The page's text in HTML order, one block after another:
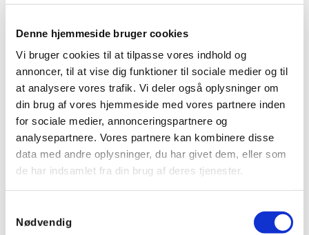
Denne hjemmeside bruger cookies
Vi bruger cookies til at tilpasse vores indhold og
annoncer, til at vise dig funktioner til sociale medier og til
at analysere vores trafik. Vi deler også oplysninger om
din brug af vores hjemmeside med vores partnere inden
for sociale medier, annonceringspartnere og
analysepartnere. Vores partnere kan kombinere disse
data med andre oplysninger, du har givet dem, eller som
de har indsamlet fra din brug af deres tjenester.
Nødvendig